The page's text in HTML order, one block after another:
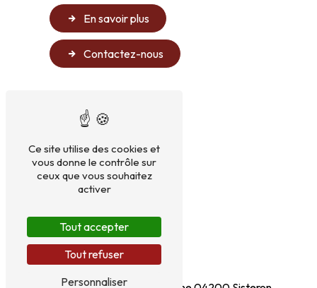
En savoir plus
Contactez-nous
Adresse
Ce site utilise des cookies et
vous donne le contrôle sur
ceux que vous souhaitez
activer
Tout accepter
Tout refuser
Personnaliser